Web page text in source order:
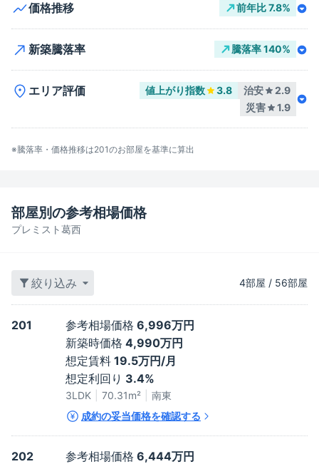
価格推移 前年比7.8%
新築騰落率 騰落率140%
エリア評価 値上がり指数 3.8 治安
2.9
災害
1.9
※騰落率・価格推移は201のお部屋を基準に算出
プレミスト葛西
部屋別の参考相場価格
絞り込み 4部屋 / 56部屋
201 参考相場価格 6,996万円
新築時価格 4,990万円
想定賃料 19.5万円/月
想定利回り 3.4%
3LDK 70.31m²
南東
成約の妥当価格を確認する
202 参考相場価格 6,444万円